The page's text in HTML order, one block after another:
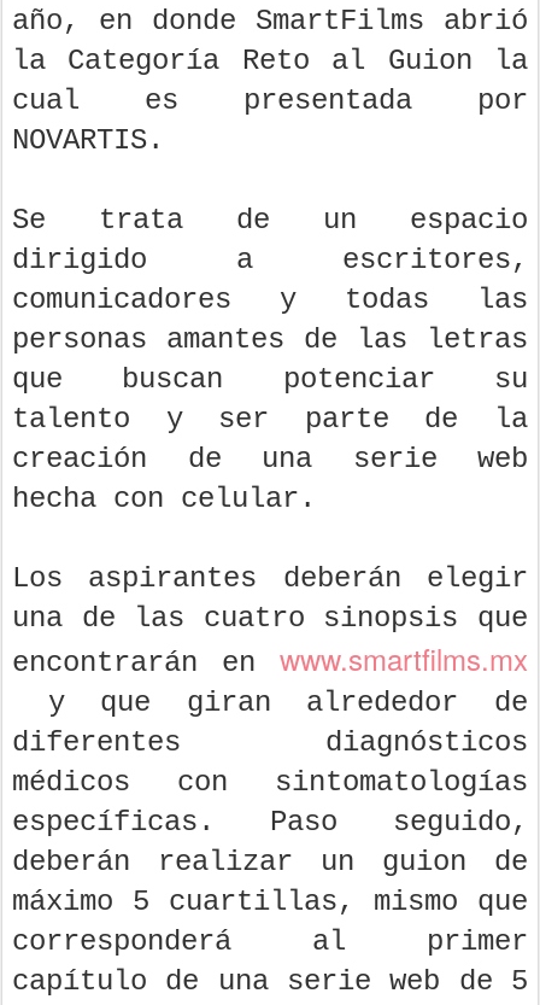
año, en donde SmartFilms abrió
la Categoría Reto al Guion la
cual es presentada por
NOVARTIS.
Se trata de un espacio
dirigido a escritores,
comunicadores y todas las
personas amantes de las letras
que buscan potenciar su
talento y ser parte de la
creación de una serie web
hecha con celular.
Los aspirantes deberán elegir
una de las cuatro sinopsis que
encontrarán en www.smartfilms.mx
y que giran alrededor de
diferentes diagnósticos
médicos con sintomatologías
específicas. Paso seguido,
deberán realizar un guion de
máximo 5 cuartillas, mismo que
corresponderá al primer
capítulo de una serie web de 5